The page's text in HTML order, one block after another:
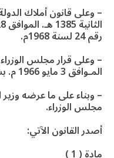
رقم 24 لسنة 1968م.
المـوافق 3 مايو 1966 م. بشأن لائحة بيع المساكن الحكومية.
– وبناء على ما عرضه
مجلس الوزراء.
أصدر القانون الآتي: